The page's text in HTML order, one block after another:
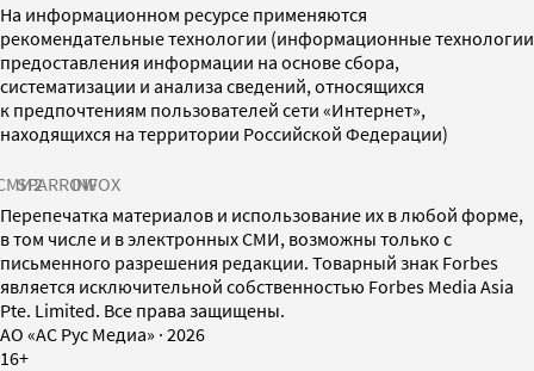
На информационном ресурсе применяются
рекомендательные технологии (информационные технологии
предоставления информации на основе сбора,
систематизации и анализа сведений, относящихся
к предпочтениям пользователей сети «Интернет»,
находящихся на территории Российской Федерации)
SPARROWINFOX
Перепечатка материалов и использование их в любой форме,
в том числе и в электронных СМИ, возможны только с
письменного разрешения редакции. Товарный знак Forbes
является исключительной собственностью Forbes Media Asia
Pte. Limited. Все права защищены.
AO «АС Рус Медиа» · 2026
16+